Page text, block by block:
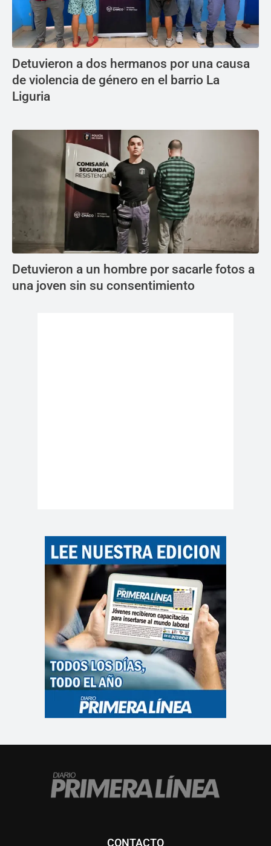
Detuvieron a dos hermanos por una causa
de violencia de género en el barrio La
Liguria
Detuvieron a un hombre por sacarle fotos a
una joven sin su consentimiento
CONTACTO